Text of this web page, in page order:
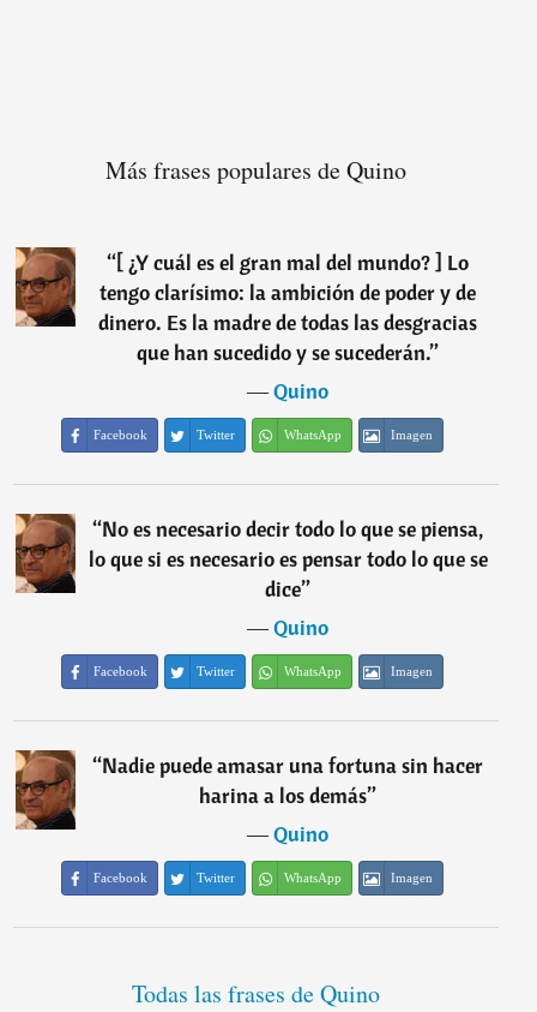
Más frases populares de Quino
“[ ¿Y cuál es el gran mal del mundo? ] Lo
tengo clarísimo: la ambición de poder y de
dinero. Es la madre de todas las desgracias
que han sucedido y se sucederán.”
―Quino
Facebook Twitter WhatsApp Imagen
“No es necesario decir todo lo que se piensa,
lo que si es necesario es pensar todo lo que se
dice”
―Quino
Facebook Twitter WhatsApp Imagen
“Nadie puede amasar una fortuna sin hacer
harina a los demás”
―Quino
Facebook Twitter WhatsApp Imagen
Todas las frases de Quino